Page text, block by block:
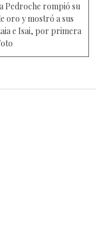
Pedroche rompió su
oro y mostró a sus
e Isai, por primera